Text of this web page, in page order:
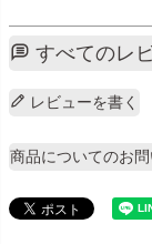
すべてのレ
レビューを書く
商品についてのお